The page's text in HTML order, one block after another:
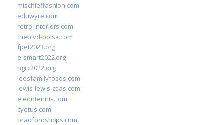
mischieffashion.com
eduwyre.com
retro-interiors.com
theblvd-boise.com
fpet2023.org
e-smart2022.org
ngrc2022.org
leesfamilyfoods.com
lewis-lewis-cpas.com
eleontennis.com
cyetus.com
bradfordshops.com